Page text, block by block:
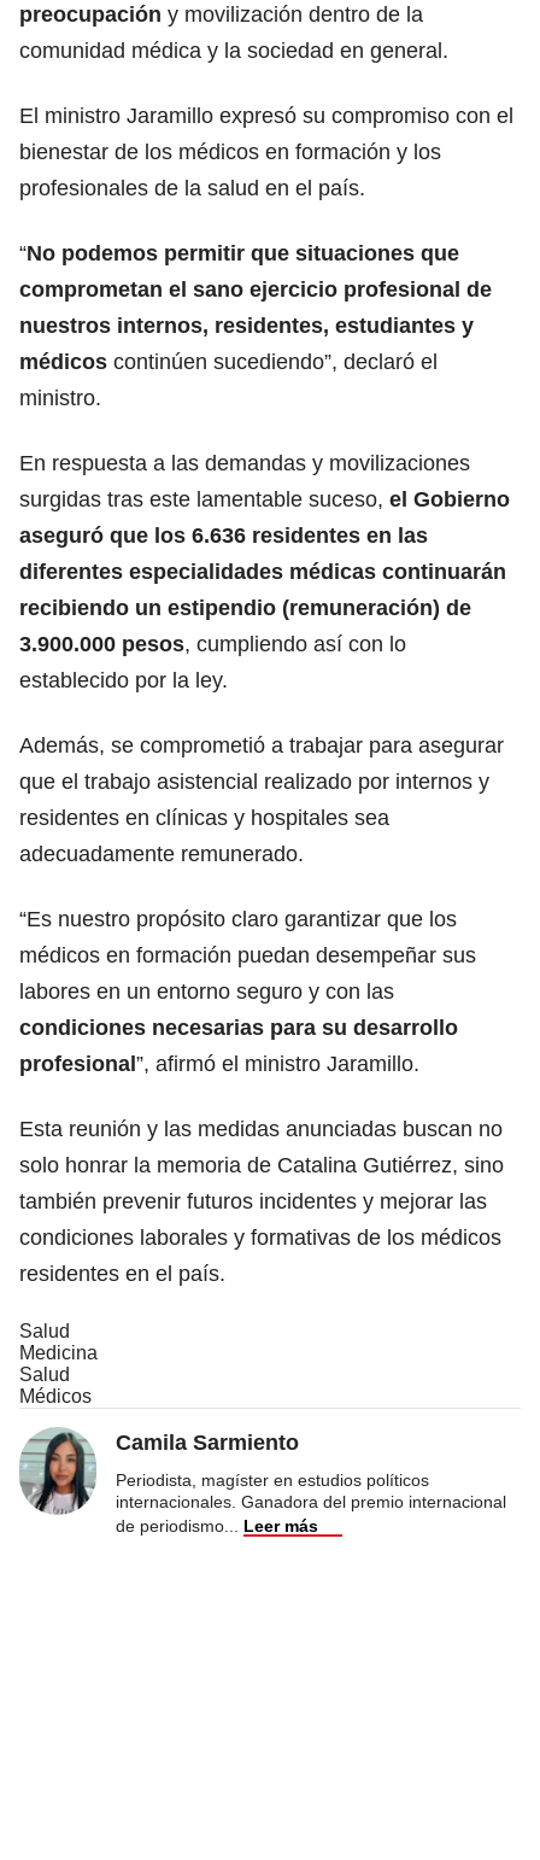
preocupación y movilización dentro de la
comunidad médica y la sociedad en general.
El ministro Jaramillo expresó su compromiso con el
bienestar de los médicos en formación y los
profesionales de la salud en el país.
“No podemos permitir que situaciones que
comprometan el sano ejercicio profesional de
nuestros internos, residentes, estudiantes y
médicos continúen sucediendo”, declaró el
ministro.
En respuesta a las demandas y movilizaciones
surgidas tras este lamentable suceso, el Gobierno
aseguró que los 6.636 residentes en las
diferentes especialidades médicas continuarán
recibiendo un estipendio (remuneración) de
3.900.000 pesos, cumpliendo así con lo
establecido por la ley.
Además, se comprometió a trabajar para asegurar
que el trabajo asistencial realizado por internos y
residentes en clínicas y hospitales sea
adecuadamente remunerado.
“Es nuestro propósito claro garantizar que los
médicos en formación puedan desempeñar sus
labores en un entorno seguro y con las
condiciones necesarias para su desarrollo
profesional”, afirmó el ministro Jaramillo.
Esta reunión y las medidas anunciadas buscan no
solo honrar la memoria de Catalina Gutiérrez, sino
también prevenir futuros incidentes y mejorar las
condiciones laborales y formativas de los médicos
residentes en el país.
Salud
Medicina
Salud
Médicos
Camila Sarmiento
Periodista, magíster en estudios políticos
internacionales. Ganadora del premio internacional
de periodismo
Leer más